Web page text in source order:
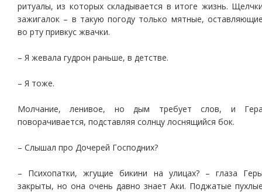
ритуалы, из которых складывается в итоге жизнь.
зажигалок – в такую погоду только мятные,
во рту привкус жвачки.
– Я жевала гудрон раньше, в детстве.
– Я тоже.
Молчание, ленивое, но дым требует слов, и
поворачивается, подставляя солнцу лоснящийся бок.
– Слышал про Дочерей Господних?
– Психопатки, жгущие бикини на улицах? – глаза
закрыты, но она очень давно знает Аки. Поджатые